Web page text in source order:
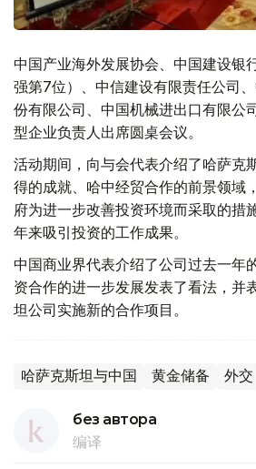
中国产业海外发展协会、中国建设银
强第7位）、中信建设有限责任公司
份有限公司、中国机械进出口有限公
型企业负责人出席圆桌会议。
活动期间，向与会代表介绍了哈萨克
得的成就、哈中经贸合作的前景领域
府为进一步改善投资环境而采取的措
年来吸引投资的工作成果。
中国商业界代表介绍了公司过去一年
资合作的进一步发展发表了看法，并
坦公司实施新的合作项目。
哈萨克斯坦与中国 黄金储备 外交
без автора
编译